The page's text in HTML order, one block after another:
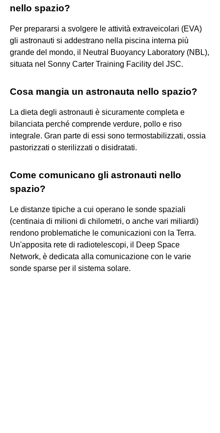
nello spazio?
Per prepararsi a svolgere le attività extraveicolari (EVA)
gli astronauti si addestrano nella piscina interna più
grande del mondo, il Neutral Buoyancy Laboratory (NBL),
situata nel Sonny Carter Training Facility del JSC.
Cosa mangia un astronauta nello spazio?
La dieta degli astronauti è sicuramente completa e
bilanciata perché comprende verdure, pollo e riso
integrale. Gran parte di essi sono termostabilizzati, ossia
pastorizzati o sterilizzati o disidratati.
Come comunicano gli astronauti nello
spazio?
Le distanze tipiche a cui operano le sonde spaziali
(centinaia di milioni di chilometri, o anche vari miliardi)
rendono problematiche le comunicazioni con la Terra.
Un'apposita rete di radiotelescopi, il Deep Space
Network, è dedicata alla comunicazione con le varie
sonde sparse per il sistema solare.